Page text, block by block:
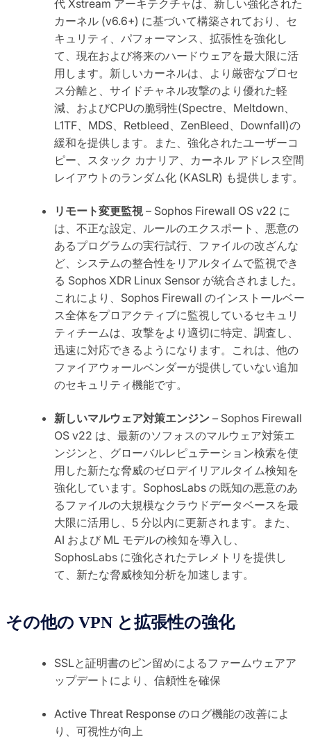
代 Xstream アーキテクチャは、新しい強化された
カーネル (v6.6+) に基づいて構築されており、セ
キュリティ、パフォーマンス、拡張性を強化し
て、現在および将来のハードウェアを最大限に活
用します。新しいカーネルは、より厳密なプロセ
ス分離と、サイドチャネル攻撃のより優れた軽
減、およびCPUの脆弱性(Spectre、Meltdown、
L1TF、MDS、Retbleed、ZenBleed、Downfall)の
緩和を提供します。また、強化されたユーザーコ
ピー、スタック カナリア、カーネル アドレス空間
レイアウトのランダム化 (KASLR) も提供します。
リモート変更監視 – Sophos Firewall OS v22 に
は、不正な設定、ルールのエクスポート、悪意の
あるプログラムの実行試行、ファイルの改ざんな
ど、システムの整合性をリアルタイムで監視でき
る Sophos XDR Linux Sensor が統合されました。
これにより、Sophos Firewall のインストールベー
ス全体をプロアクティブに監視しているセキュリ
ティチームは、攻撃をより適切に特定、調査し、
迅速に対応できるようになります。これは、他の
ファイアウォールベンダーが提供していない追加
のセキュリティ機能です。
新しいマルウェア対策エンジン – Sophos Firewall
OS v22 は、最新のソフォスのマルウェア対策エ
ンジンと、グローバルレピュテーション検索を使
用した新たな脅威のゼロデイリアルタイム検知を
強化しています。SophosLabs の既知の悪意のあ
るファイルの大規模なクラウドデータベースを最
大限に活用し、5 分以内に更新されます。また、
AI および ML モデルの検知を導入し、
SophosLabs に強化されたテレメトリを提供し
て、新たな脅威検知分析を加速します。
その他の VPN と拡張性の強化
SSLと証明書のピン留めによるファームウェアア
ップデートにより、信頼性を確保
Active Threat Response のログ機能の改善によ
り、可視性が向上